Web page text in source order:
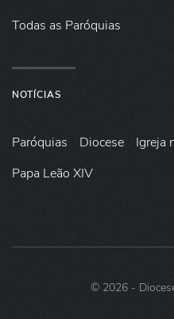
Todas as Paróquias
NOTÍCIAS
Paróquias Diocese Igreja
Papa Leão XIV
© 2026-